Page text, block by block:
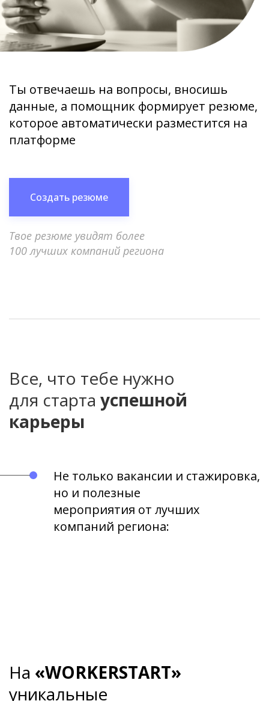
Ты отвечаешь на вопросы, вносишь
данные, а помощник формирует резюме,
которое автоматически разместится на
платформе
Создать резюме
Твое резюме увидят более
100 лучших компаний региона
Все, что тебе нужно
для старта успешной
карьеры
Не только вакансии и стажировка,
но и полезные
мероприятия от лучших
компаний региона:
На «WORKERSTART»
уникальные